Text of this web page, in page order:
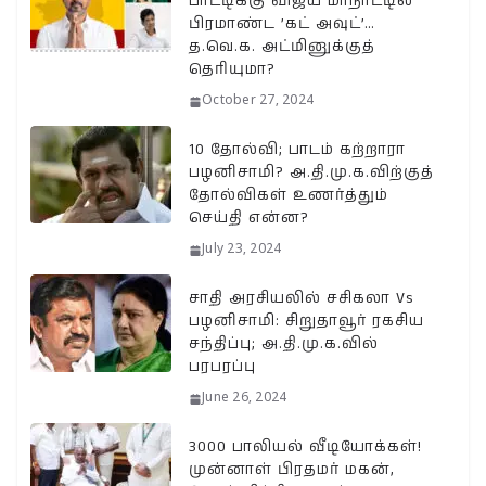
பிரமாண்ட ’கட் அவுட்’…
த.வெ.க. அட்மினுக்குத்
தெரியுமா?
October 27, 2024
10 தோல்வி; பாடம் கற்றாரா
பழனிசாமி? அ.தி.மு.க.விற்குத்
தோல்விகள் உணர்த்தும்
செய்தி என்ன?
July 23, 2024
சாதி அரசியலில் சசிகலா Vs
பழனிசாமி: சிறுதாவூர் ரகசிய
சந்திப்பு; அ.தி.மு.க.வில்
பரபரப்பு
June 26, 2024
3000 பாலியல் வீடியோக்கள்!
முன்னாள் பிரதமர் மகன்,